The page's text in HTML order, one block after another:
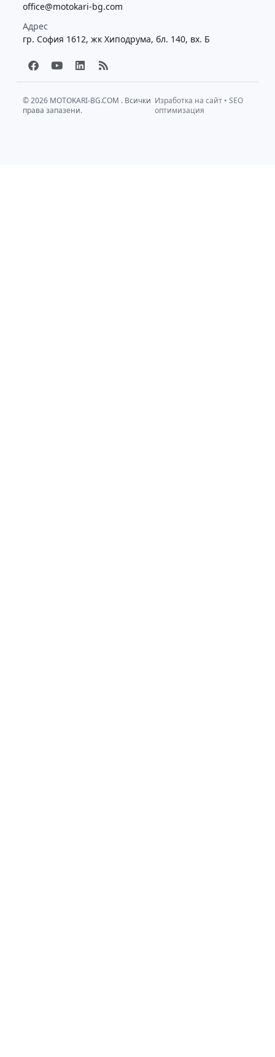
office@motokari-bg.com
Адрес
гр. София 1612, жк Хиподрума, бл. 140, вх. Б
F
a
c
b
o
Y
o
u
u
b
L
i
n
e
d
R
s
s
© 2026 MOTOKARI-BG.COM . Всички
права запазени.
Изработка на сайт •SEO
оптимизация